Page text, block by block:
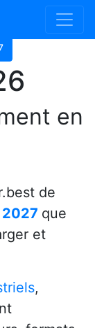
en
de
2027 que
et
,